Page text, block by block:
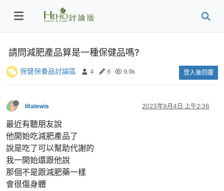
請問減肥產品算是一種保健品嗎?
保健保養品討論區 4 6 9.9k 登入後回覆
litalewis 2023年9月4日 上午2:36
最近有聽朋友說
他開始吃減肥產品了
說是吃了可以幫助代謝的
我一開始還跟他說
那個不是跟減肥藥一樣
會很傷身體